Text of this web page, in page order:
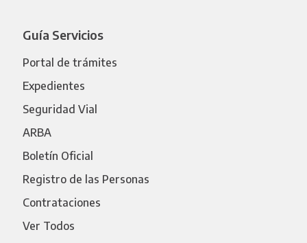
Guía Servicios
Portal de trámites
Expedientes
Seguridad Vial
ARBA
Boletín Oficial
Registro de las Personas
Contrataciones
Ver Todos